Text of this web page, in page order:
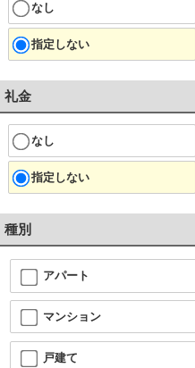
なし
指定しない
礼金
なし
指定しない
種別
アパート
マンション
戸建て